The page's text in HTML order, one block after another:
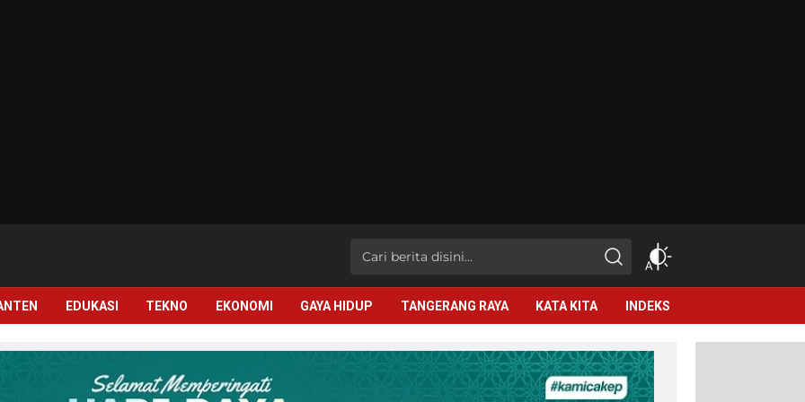
EDUKASI TEKNO EKONOMI GAYA HIDUP TANGERANG RAYA KATA KITA INDEKS